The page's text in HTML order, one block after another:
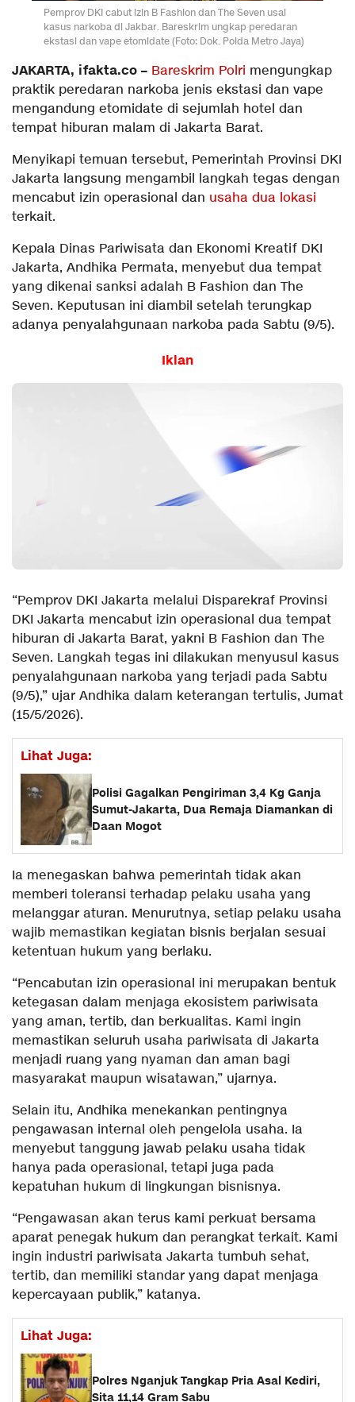
Pemprov DKI cabut izin B Fashion dan The Seven usai
kasus narkoba di Jakbar. Bareskrim ungkap peredaran
ekstasi dan vape etomidate (Foto: Dok. Polda Metro Jaya)
JAKARTA, ifakta.co – Bareskrim Polri mengungkap
praktik peredaran narkoba jenis ekstasi dan vape
mengandung etomidate di sejumlah hotel dan
tempat hiburan malam di Jakarta Barat.
Menyikapi temuan tersebut, Pemerintah Provinsi DKI
Jakarta langsung mengambil langkah tegas dengan
mencabut izin operasional dan usaha dua lokasi
terkait.
Kepala Dinas Pariwisata dan Ekonomi Kreatif DKI
Jakarta, Andhika Permata, menyebut dua tempat
yang dikenai sanksi adalah B Fashion dan The
Seven. Keputusan ini diambil setelah terungkap
adanya penyalahgunaan narkoba pada Sabtu (9/5).
Iklan
“Pemprov DKI Jakarta melalui Disparekraf Provinsi
DKI Jakarta mencabut izin operasional dua tempat
hiburan di Jakarta Barat, yakni B Fashion dan The
Seven. Langkah tegas ini dilakukan menyusul kasus
penyalahgunaan narkoba yang terjadi pada Sabtu
(9/5),” ujar Andhika dalam keterangan tertulis, Jumat
(15/5/2026).
Lihat Juga:
Polisi Gagalkan Pengiriman 3,4 Kg Ganja
Sumut-Jakarta, Dua Remaja Diamankan di
Daan Mogot
Ia menegaskan bahwa pemerintah tidak akan
memberi toleransi terhadap pelaku usaha yang
melanggar aturan. Menurutnya, setiap pelaku usaha
wajib memastikan kegiatan bisnis berjalan sesuai
ketentuan hukum yang berlaku.
“Pencabutan izin operasional ini merupakan bentuk
ketegasan dalam menjaga ekosistem pariwisata
yang aman, tertib, dan berkualitas. Kami ingin
memastikan seluruh usaha pariwisata di Jakarta
menjadi ruang yang nyaman dan aman bagi
masyarakat maupun wisatawan,” ujarnya.
Selain itu, Andhika menekankan pentingnya
pengawasan internal oleh pengelola usaha. Ia
menyebut tanggung jawab pelaku usaha tidak
hanya pada operasional, tetapi juga pada
kepatuhan hukum di lingkungan bisnisnya.
“Pengawasan akan terus kami perkuat bersama
aparat penegak hukum dan perangkat terkait. Kami
ingin industri pariwisata Jakarta tumbuh sehat,
tertib, dan memiliki standar yang dapat menjaga
kepercayaan publik,” katanya.
Lihat Juga:
Polres Nganjuk Tangkap Pria Asal Kediri,
Sita 11,14 Gram Sabu